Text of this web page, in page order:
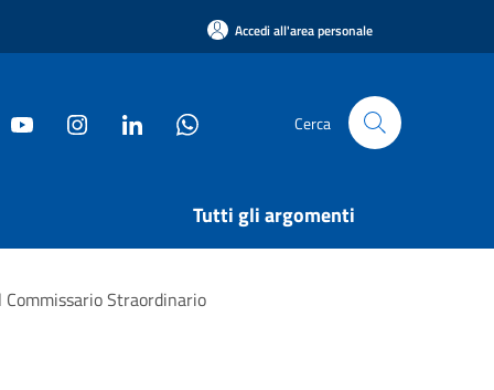
Accedi all'area personale
Cerca
Tutti gli argomenti
Straordinario